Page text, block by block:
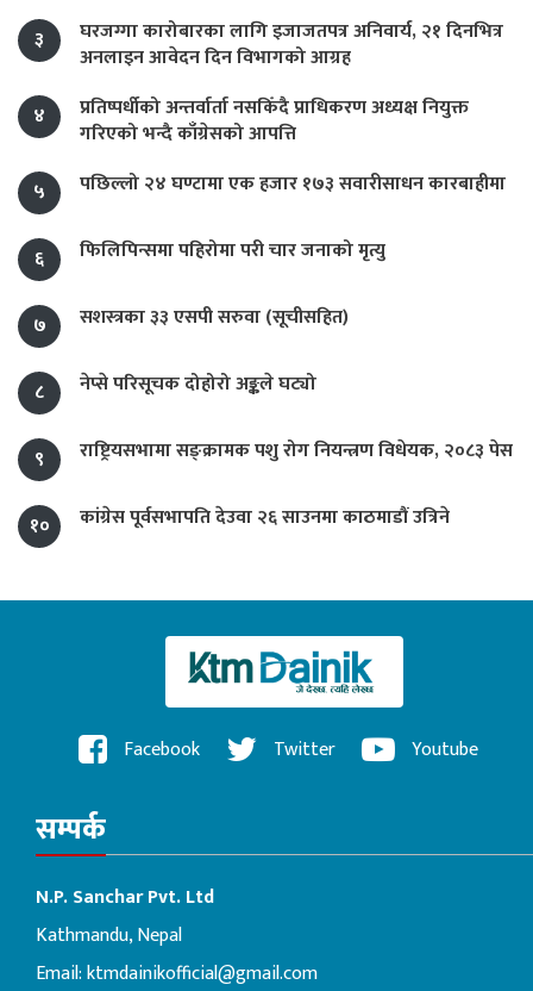
३
घरजग्गा कारोबारका लागि इजाजतपत्र अनिवार्य, २१ दिनभित्र
अनलाइन आवेदन दिन विभागको आग्रह
४
प्रतिष्पर्धीको अन्तर्वार्ता नसकिँदै प्राधिकरण अध्यक्ष नियुक्त
गरिएको भन्दै काँग्रेसको आपत्ति
५
पछिल्लो २४ घण्टामा एक हजार १७३ सवारीसाधन कारबाहीमा
६ फिलिपिन्समा पहिरोमा परी चार जनाको मृत्यु
७ सशस्त्रका ३३ एसपी सरुवा (सूचीसहित)
८ नेप्से परिसूचक दोहोरो अङ्कले घट्यो
९ राष्ट्रियसभामा सङ्क्रामक पशु रोग नियन्त्रण विधेयक, २०८३ पेस
१० कांग्रेस पूर्वसभापति देउवा २६ साउनमा काठमाडौं उत्रिने
Facebook Twitter Youtube
सम्पर्क
N.P. Sanchar Pvt. Ltd
Kathmandu, Nepal
Email:ktmdainikofficial@gmail.com